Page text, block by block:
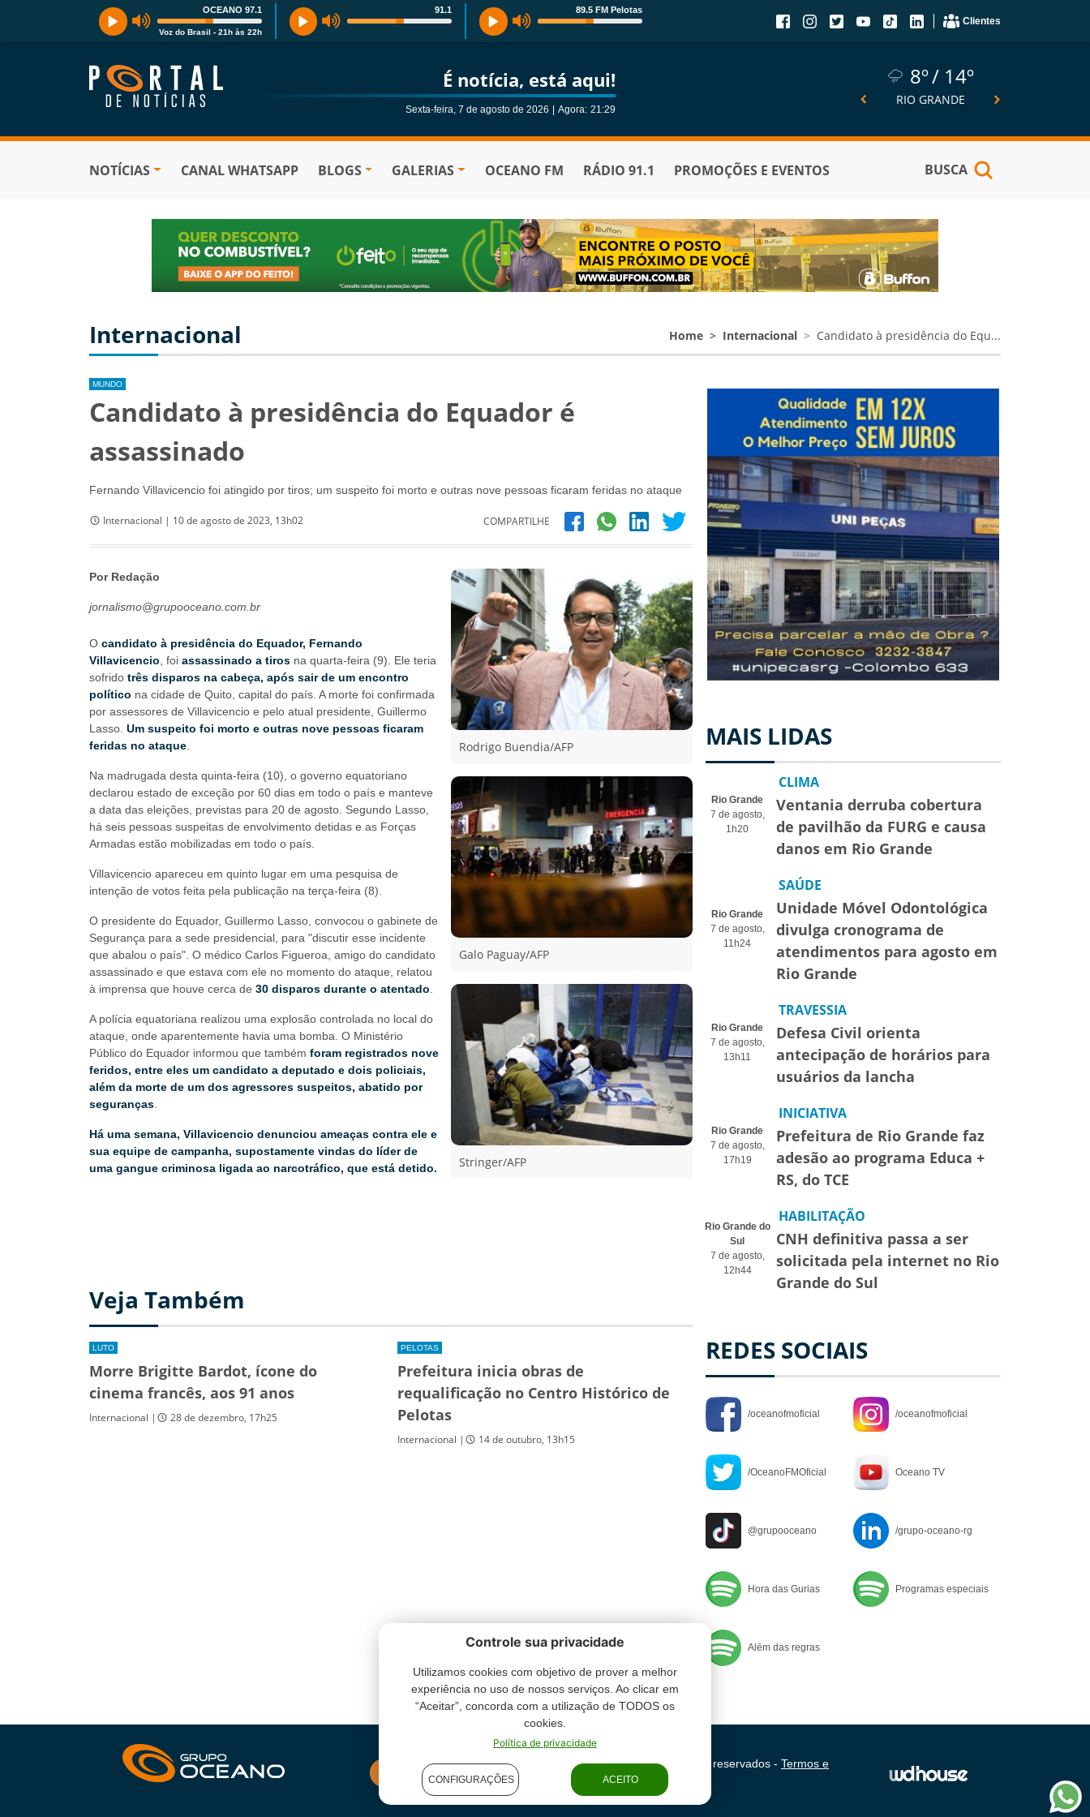
OCEANO 97.1
Voz do Brasil - 21h às 22h
91.1 89.5 FM Pelotas
Clientes
É notícia, está aqui!
Sexta-feira, 7 de agosto de 2026 | Agora: 21:30
8º 14º
RIO GRANDE
NOTÍCIAS CANAL WHATSAPP BLOGS GALERIAS OCEANO FM RÁDIO 91.1 PROMOÇÕES E EVENTOS BUSCA
Internacional Home Internacional Candidato à presidência do Equ...
MUNDO
Candidato à presidência do Equador é
assassinado
Fernando Villavicencio foi atingido por tiros; um suspeito foi morto e outras nove pessoas ficaram feridas no ataque
Internacional | 10 de agosto de 2023, 13h02 COMPARTILHE
Rodrigo Buendia/AFP
Galo Paguay/AFP
Stringer/AFP
Por Redação
jornalismo@grupooceano.com.br
O candidato à presidência do Equador, Fernando
Villavicencio , foi assassinado a tiros na quarta-feira (9). Ele teria
sofrido três disparos na cabeça, após sair de um encontro
político na cidade de Quito, capital do país. A morte foi confirmada
por assessores de Villavicencio e pelo atual presidente, Guillermo
Lasso. Um suspeito foi morto e outras nove pessoas ficaram
feridas no ataque
Na madrugada desta quinta-feira (10), o governo equatoriano
declarou estado de exceção por 60 dias em todo o país e manteve
a data das eleições, previstas para 20 de agosto. Segundo Lasso,
há seis pessoas suspeitas de envolvimento detidas e as Forças
Armadas estão mobilizadas em todo o país.
Villavicencio apareceu em quinto lugar em uma pesquisa de
intenção de votos feita pela publicação na terça-feira (8).
O presidente do Equador, Guillermo Lasso, convocou o gabinete de
Segurança para a sede presidencial, para "discutir esse incidente
que abalou o país". O médico Carlos Figueroa, amigo do candidato
assassinado e que estava com ele no momento do ataque, relatou
à imprensa que houve cerca de 30 disparos durante o atentado
A polícia equatoriana realizou uma explosão controlada no local do
ataque, onde aparentemente havia uma bomba. O Ministério
Público do Equador informou que também foram registrados nove
feridos, entre eles um candidato a deputado e dois policiais,
além da morte de um dos agressores suspeitos, abatido por
seguranças
Há uma semana, Villavicencio denunciou ameaças contra ele e
sua equipe de campanha, supostamente vindas do líder de
uma gangue criminosa ligada ao narcotráfico, que está detido.
Veja Também
LUTO
Morre Brigitte Bardot, ícone do
cinema francês, aos 91 anos
Internacional | 28 de dezembro, 17h25
PELOTAS
Prefeitura inicia obras de
requalificação no Centro Histórico de
Pelotas
Internacional | 14 de outubro, 13h15
MAIS LIDAS
Rio Grande
7 de agosto,
1h20
CLIMA
Ventania derruba cobertura
de pavilhão da FURG e causa
danos em Rio Grande
Rio Grande
7 de agosto,
11h24
SAÚDE
Unidade Móvel Odontológica
divulga cronograma de
atendimentos para agosto em
Rio Grande
Rio Grande
7 de agosto,
13h11
TRAVESSIA
Defesa Civil orienta
antecipação de horários para
usuários da lancha
Rio Grande
7 de agosto,
17h19
INICIATIVA
Prefeitura de Rio Grande faz
adesão ao programa Educa +
RS, do TCE
Rio Grande do
Sul
7 de agosto,
12h44
HABILITAÇÃO
CNH definitiva passa a ser
solicitada pela internet no Rio
Grande do Sul
REDES SOCIAIS
/oceanofmoficial /oceanofmoficial
/OceanoFMOficial Oceano TV
@grupooceano /grupo-oceano-rg
Hora das Gurias Programas especiais
Além das regras
INSTITUCIONAL
Grupo Oceano - Todos direitos reservados - Termos e
condições de uso
Controle sua privacidade
Utilizamos cookies com objetivo de prover a melhor
experiência no uso de nossos serviços. Ao clicar em
“Aceitar”, concorda com a utilização de TODOS os
cookies.
Política de privacidade
CONFIGURAÇÕES ACEITO